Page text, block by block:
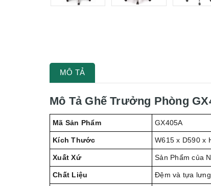
MÔ TẢ
Mô Tả Ghế Trưởng Phòng
Mã Sản Phẩm GX405A
Kích Thước W615 x D590 x
Xuất Xứ Sản Phẩm của
Chất Liệu Đệm và tựa